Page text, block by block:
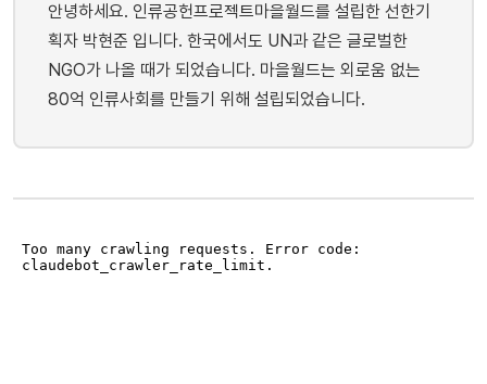
안녕하세요. 인류공헌프로젝트마을월드를 설립한 선한기
획자 박현준 입니다. 한국에서도 UN과 같은 글로벌한
NGO가 나올 때가 되었습니다. 마을월드는 외로움 없는
80억 인류사회를 만들기 위해 설립되었습니다.